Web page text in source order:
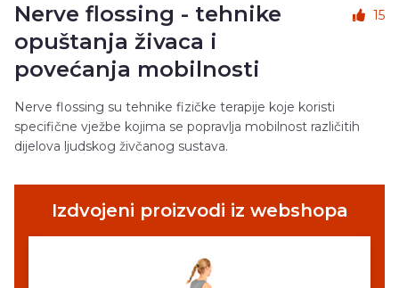
Nerve flossing - tehnike
opuštanja živaca i
povećanja mobilnosti
15
Nerve flossing su tehnike fizičke terapije koje koristi
specifične vježbe kojima se popravlja mobilnost različitih
dijelova ljudskog živčanog sustava.
Izdvojeni proizvodi iz webshopa